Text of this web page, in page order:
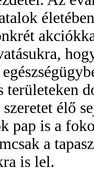
területeken
szeretet élő
pap is a
a
is lel.